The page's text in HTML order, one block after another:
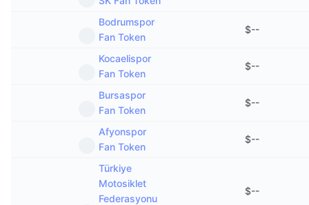
Bodrumspor
Fan Token
$--
Kocaelispor
Fan Token
$--
Bursaspor
Fan Token
$--
Afyonspor
Fan Token
$--
Türkiye
Motosiklet
Federasyonu
$--